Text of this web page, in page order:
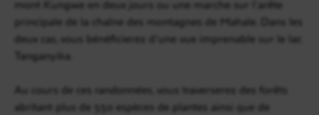
mont Kungwe en deux jours ou une marche sur l’arête
principale de la chaîne des montagnes de Mahale. Dans les
deux cas, vous bénéficierez d’une vue imprenable sur le lac
Tanganyika.
Au cours de ces randonnées, vous traverserez des forêts
abritant plus de 550 espèces de plantes ainsi que de